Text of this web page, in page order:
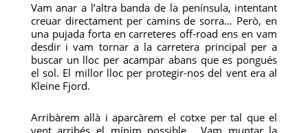
Vam anar a l’altra banda de la península, intentant
creuar directament per camins de sorra… Però, en
una pujada forta en carreteres off-road ens en vam
desdir i vam tornar a la carretera principal per a
buscar un lloc per acampar abans que es pongués
el sol. El millor lloc per protegir-nos del vent era al
Kleine Fjord.
Arribàrem allà i aparcàrem el cotxe per tal que el
vent arribés el mínim possible… Vam muntar la